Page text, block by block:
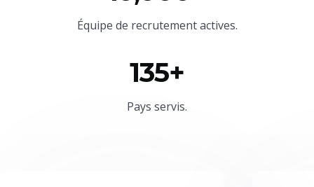
Équipe de recrutement actives.
135+
Pays servis.